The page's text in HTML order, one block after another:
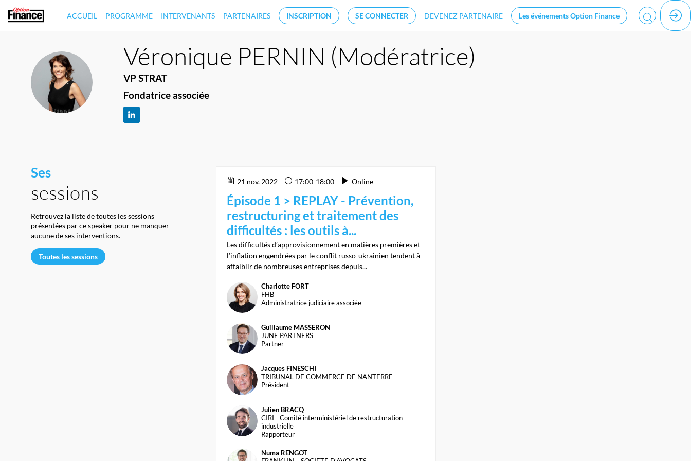
ACCUEIL PROGRAMME INTERVENANTS PARTENAIRES INSCRIPTION SE CONNECTER DEVENEZ PARTENAIRE Les événements Option Finance
VP(
Véronique PERNIN (Modératrice)
VP STRAT
Fondatrice associée
Ses
sessions
Retrouvez la liste de toutes les sessions
présentées par ce speaker pour ne manquer
aucune de ses interventions.
Toutes les sessions
21 nov. 2022 17:00-18:00 Online
Épisode 1 > REPLAY - Prévention,
restructuring et traitement des
difficultés : les outils à...
Les difficultés d’approvisionnement en matières premières et
l’inflation engendrées par le conflit russo-ukrainien tendent à
affaiblir de nombreuses entreprises depuis...
CF
Charlotte FORT
FHB
Administratrice judiciaire associée
GM
Guillaume MASSERON
JUNE PARTNERS
Partner
JF
Jacques FINESCHI
TRIBUNAL DE COMMERCE DE NANTERRE
Président
JB
Julien BRACQ
CIRI - Comité interministériel de restructuration
industrielle
Rapporteur
Numa RENGOT